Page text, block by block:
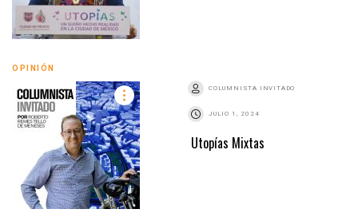
OPINIÓN
COLUMNISTA INVITADO
JULIO 1, 2024
Utopías Mixtas